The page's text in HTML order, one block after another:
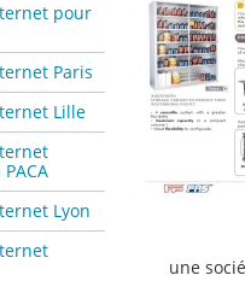
une
pour
Paris
Lille
Lyon